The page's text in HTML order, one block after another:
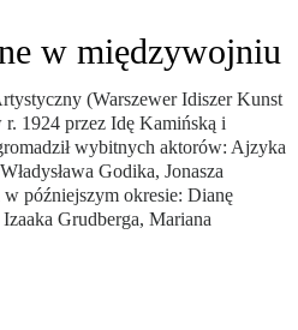
w międzywojniu
(Warszewer Idiszer Kunst
1924 przez Idę Kamińską i
wybitnych aktorów: Ajzyka
Godika, Jonasza
późniejszym okresie: Dianę
Grudberga, Mariana